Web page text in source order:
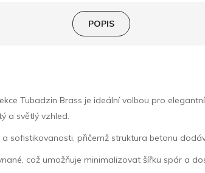
POPIS
Tubadzin Brass je ideální volbou pro
a světlý vzhled.
sofistikovanosti, přičemž struktura betonu
což umožňuje minimalizovat šířku spár a